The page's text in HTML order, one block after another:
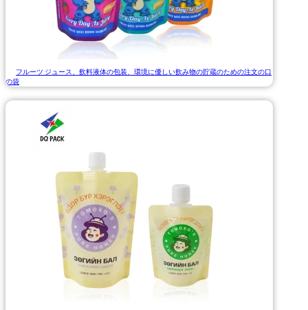
フルーツ ジュース、飲料液体の包装、環境に優しい飲み物の貯蔵のための注文の口
の袋